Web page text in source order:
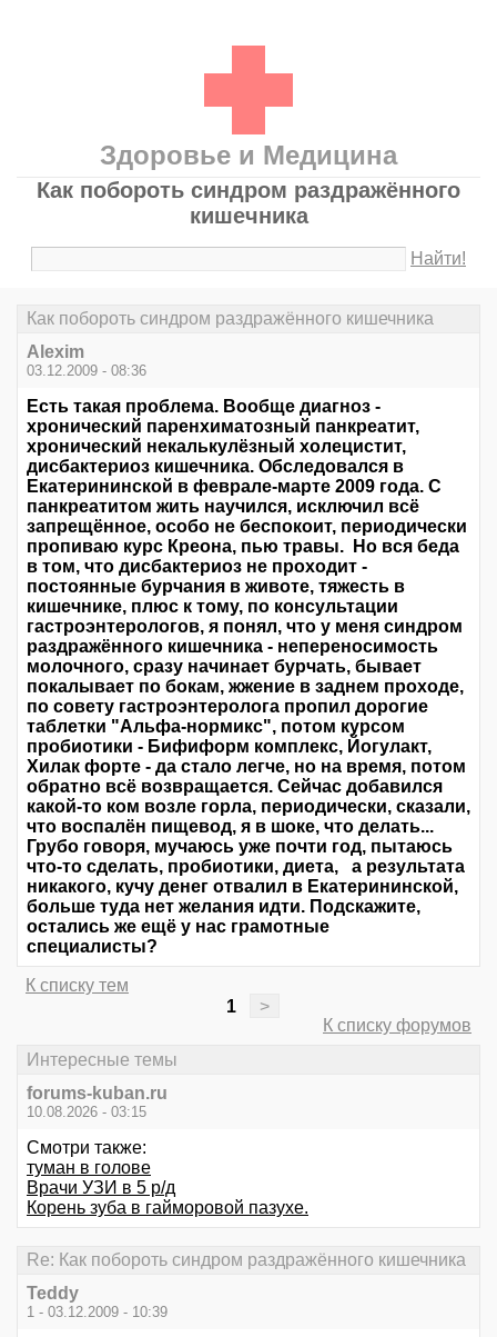
Здоровье и Медицина
Как побороть синдром раздражённого
кишечника
Найти!
Как побороть синдром раздражённого кишечника
Alexim
03.12.2009 - 08:36
Есть такая проблема. Вообще диагноз -
хронический паренхиматозный панкреатит,
хронический некалькулёзный холецистит,
дисбактериоз кишечника. Обследовался в
Екатерининской в феврале-марте 2009 года. С
панкреатитом жить научился, исключил всё
запрещённое, особо не беспокоит, периодически
пропиваю курс Креона, пью травы. Но вся беда
в том, что дисбактериоз не проходит -
постоянные бурчания в животе, тяжесть в
кишечнике, плюс к тому, по консультации
гастроэнтерологов, я понял, что у меня синдром
раздражённого кишечника - непереносимость
молочного, сразу начинает бурчать, бывает
покалывает по бокам, жжение в заднем проходе,
по совету гастроэнтеролога пропил дорогие
таблетки "Альфа-нормикс", потом курсом
пробиотики - Бифиформ комплекс, Йогулакт,
Хилак форте - да стало легче, но на время, потом
обратно всё возвращается. Сейчас добавился
какой-то ком возле горла, периодически, сказали,
что воспалён пищевод, я в шоке, что делать...
Грубо говоря, мучаюсь уже почти год, пытаюсь
что-то сделать, пробиотики, диета, а результата
никакого, кучу денег отвалил в Екатерининской,
больше туда нет желания идти. Подскажите,
остались же ещё у нас грамотные
специалисты?
К списку тем
1
>
К списку форумов
Интересные темы
forums-kuban.ru
10.08.2026 - 03:15
Смотри также:
туман в голове
Врачи УЗИ в 5 р/д
Корень зуба в гайморовой пазухе.
Re: Как побороть синдром раздражённого кишечника
Teddy
1 - 03.12.2009 - 10:39